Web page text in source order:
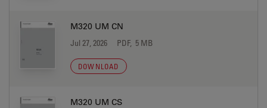
M320 UM CN
Jul 27, 2026 PDF, 5 MB
DOWNLOAD
M320 UM CS